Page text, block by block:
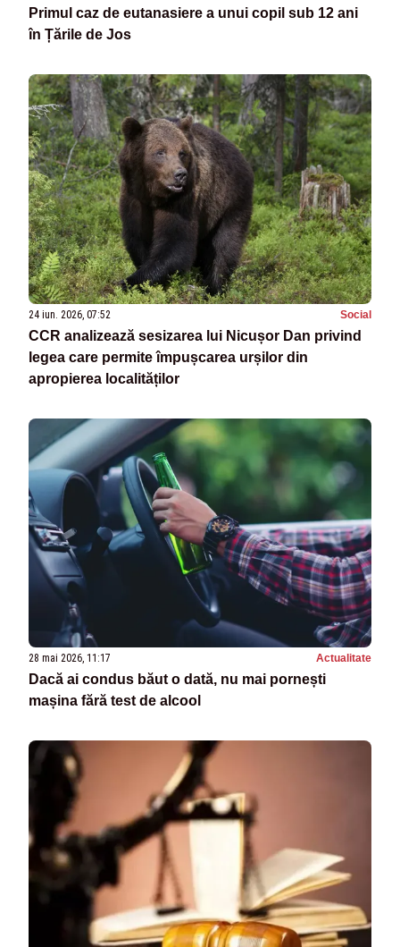
Primul caz de eutanasiere a unui copil sub 12 ani
în Țările de Jos
24 iun. 2026, 07:52 Social
CCR analizează sesizarea lui Nicușor Dan privind
legea care permite împușcarea urșilor din
apropierea localităților
28 mai 2026, 11:17 Actualitate
Dacă ai condus băut o dată, nu mai pornești
mașina fără test de alcool